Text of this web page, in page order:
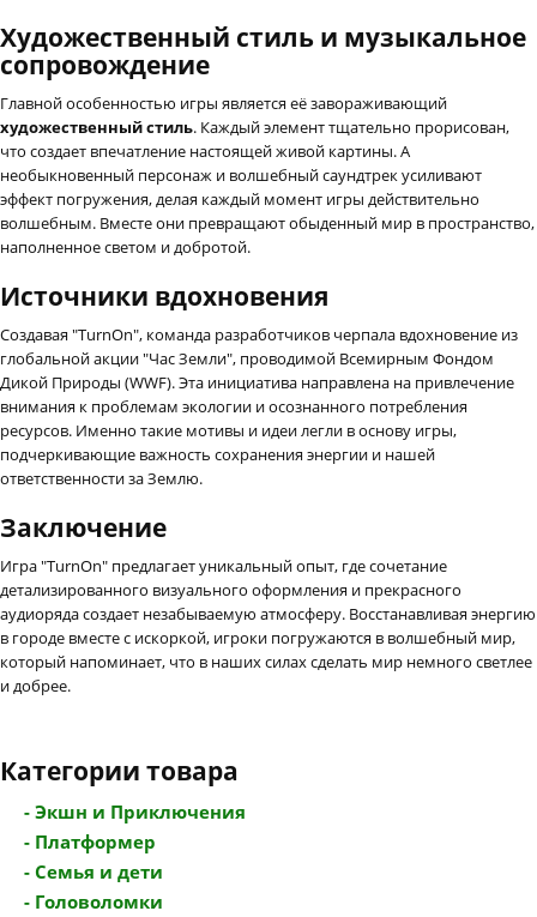
Художественный стиль и музыкальное
сопровождение
Главной особенностью игры является её завораживающий
художественный стиль. Каждый элемент тщательно прорисован,
что создает впечатление настоящей живой картины. А
необыкновенный персонаж и волшебный саундтрек усиливают
эффект погружения, делая каждый момент игры действительно
волшебным. Вместе они превращают обыденный мир в пространство,
наполненное светом и добротой.
Источники вдохновения
Создавая "TurnOn", команда разработчиков черпала вдохновение из
глобальной акции "Час Земли", проводимой Всемирным Фондом
Дикой Природы (WWF). Эта инициатива направлена на привлечение
внимания к проблемам экологии и осознанного потребления
ресурсов. Именно такие мотивы и идеи легли в основу игры,
подчеркивающие важность сохранения энергии и нашей
ответственности за Землю.
Заключение
Игра "TurnOn" предлагает уникальный опыт, где сочетание
детализированного визуального оформления и прекрасного
аудиоряда создает незабываемую атмосферу. Восстанавливая энергию
в городе вместе с искоркой, игроки погружаются в волшебный мир,
который напоминает, что в наших силах сделать мир немного светлее
и добрее.
Категории товара
- Экшн и Приключения
- Платформер
- Семья и дети
- Головоломки